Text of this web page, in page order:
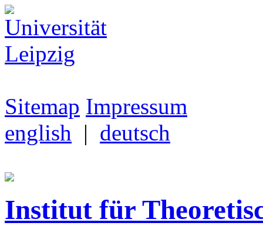
Sitemap Impressum
english | deutsch
Institut für